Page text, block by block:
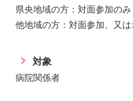
県央地域の方：対面参加のみ
他地域の方：対面参加、又
対象
病院関係者